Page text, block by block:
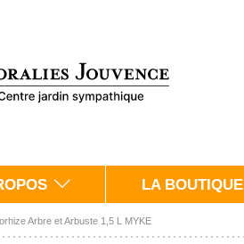
LA BOUTIQUE
Arbre et Arbuste 1,5 L MYKE